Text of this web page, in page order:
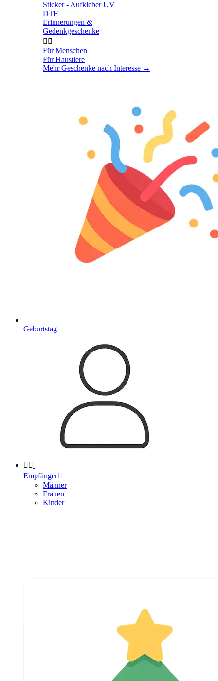
Sticker - Aufkleber UV
DTF
Erinnerungen &
Gedenkgeschenke
 
Für Menschen
Für Haustiere
Mehr Geschenke nach Interesse →
Geburtstag
 
Empfänger
Männer
Frauen
Kinder